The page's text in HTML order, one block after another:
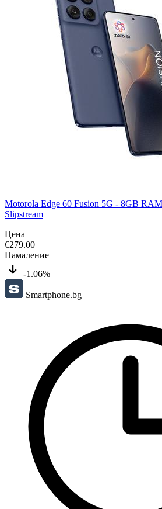
Motorola Edge 60 Fusion 5G - 8GB
Slipstream
Цена
€279.00
Намаление
-1.06%
Smartphone.bg